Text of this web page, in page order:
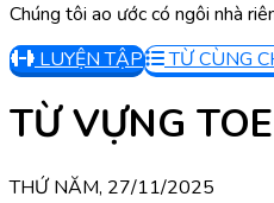
Chúng tôi ao ước có ngôi nhà
LUYỆN TẬP
TỪ CÙNG
TỪ VỰNG
THỨ NĂM, 27/11/2025